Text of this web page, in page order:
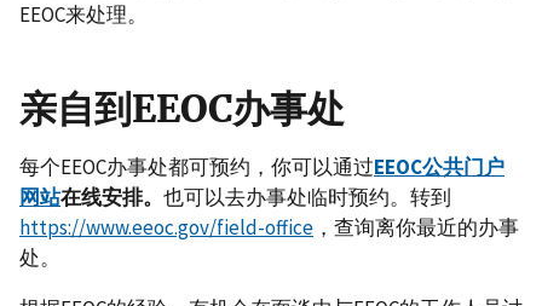
EEOC来处理。
亲自到EEOC办事处
每个EEOC办事处都可预约，你可以通过EEOC公共门户
网站在线安排。 也可以去办事处临时预约。转到
https://www.eeoc.gov/field-office ，查询离你最近的办事
处。